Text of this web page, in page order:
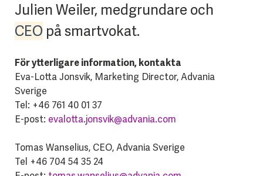
Julien Weiler, medgrundare och
CEO på smartvokat.
För ytterligare information, kontakta
Eva-Lotta Jonsvik, Marketing Director, Advania
Sverige
Tel: +46 761 40 01 37
E-post: evalotta.jonsvik@advania.com
Tomas Wanselius, CEO, Advania Sverige
Tel +46 704 54 35 24